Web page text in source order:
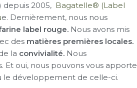
depuis 2005, Bagatelle® (Label
e. Dernièrement, nous nous
label rouge. Nous avons mis
des matières premières locales.
la convivialité. Nous
Et oui, nous pouvons vous
le développement de celle-ci.